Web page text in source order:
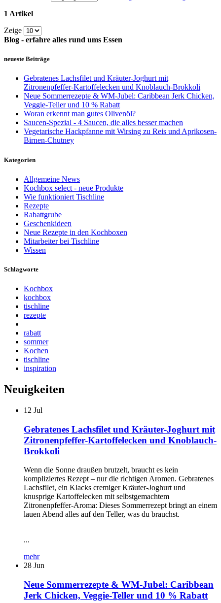
1 Artikel
Zeige
Blog - erfahre alles rund ums Essen
neueste Beiträge
Gebratenes Lachsfilet und Kräuter-Joghurt mit
Zitronenpfeffer-Kartoffelecken und Knoblauch-Brokkoli
Neue Sommerrezepte & WM-Jubel: Caribbean Jerk Chicken,
Veggie-Teller und 10 % Rabatt
Woran erkennt man gutes Olivenöl?
Saucen-Spezial - 4 Saucen, die alles besser machen
Vegetarische Hackpfanne mit Wirsing zu Reis und Aprikosen-
Birnen-Chutney
Kategorien
Allgemeine News
Kochbox select - neue Produkte
Wie funktioniert Tischline
Rezepte
Rabattgrube
Geschenkideen
Neue Rezepte in den Kochboxen
Mitarbeiter bei Tischline
Wissen
Schlagworte
Kochbox
kochbox
tischline
rezepte
rabatt
sommer
Kochen
tischline
inspiration
Neuigkeiten
12 Jul
Gebratenes Lachsfilet und Kräuter-Joghurt mit
Zitronenpfeffer-Kartoffelecken und Knoblauch-
Brokkoli
Wenn die Sonne draußen brutzelt, braucht es kein
kompliziertes Rezept – nur die richtigen Aromen. Gebratenes
Lachsfilet, ein Klacks cremiger Kräuter-Joghurt und
knusprige Kartoffelecken mit selbstgemachtem
Zitronenpfeffer-Aroma: Dieses Sommerrezept bringt an einem
lauen Abend alles auf den Teller, was du brauchst.
...
mehr
28 Jun
Neue Sommerrezepte & WM-Jubel: Caribbean
Jerk Chicken, Veggie-Teller und 10 % Rabatt